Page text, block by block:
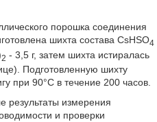
порошка соединения
шихта состава CsHSO4
2 - 3,5 г, затем шихта истиралась
Подготовленную шихту
при 90°C в течение 200 часов.
результаты измерения
и проверки